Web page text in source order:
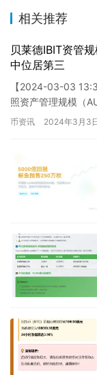
相关推荐
贝莱德IBIT资管
中位居第三
【2024-03-03
照资产管理规模（
榜上的地位正在逐步
币资讯 2024年3月3